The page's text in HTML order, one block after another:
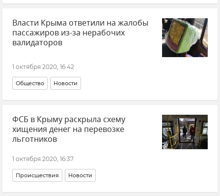
Политика Новости
Власти Крыма ответили на жалобы
пассажиров из-за нерабочих
валидаторов
1 октября 2020, 16:42
Общество Новости
ФСБ в Крыму раскрыла схему
хищения денег на перевозке
льготников
1 октября 2020, 16:37
Происшествия Новости